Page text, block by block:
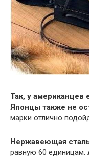
Так, у американцев
Японцы также не
марки отлично
Нержавеющая
равную 60 единицам.